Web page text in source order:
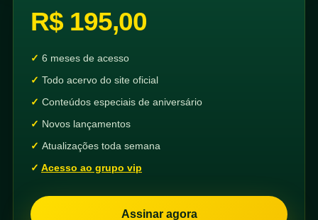
R$ 195,00
6 meses de acesso
Todo acervo do site oficial
Conteúdos especiais de aniversário
Novos lançamentos
Atualizações toda semana
Acesso ao grupo vip
Assinar agora